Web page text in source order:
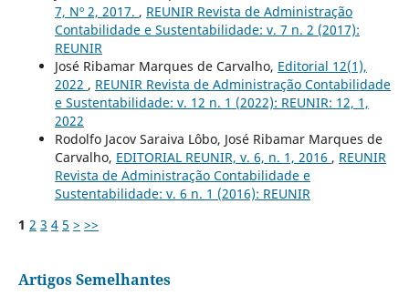
7, Nº 2, 2017. , REUNIR Revista de Administração
Contabilidade e Sustentabilidade: v. 7 n. 2 (2017):
REUNIR
José Ribamar Marques de Carvalho, Editorial 12(1),
2022 , REUNIR Revista de Administração Contabilidade
e Sustentabilidade: v. 12 n. 1 (2022): REUNIR: 12, 1,
2022
Rodolfo Jacov Saraiva Lôbo, José Ribamar Marques de
Carvalho, EDITORIAL REUNIR, v. 6, n. 1, 2016 , REUNIR
Revista de Administração Contabilidade e
Sustentabilidade: v. 6 n. 1 (2016): REUNIR
1 2 3 4 5 > >>
Artigos Semelhantes